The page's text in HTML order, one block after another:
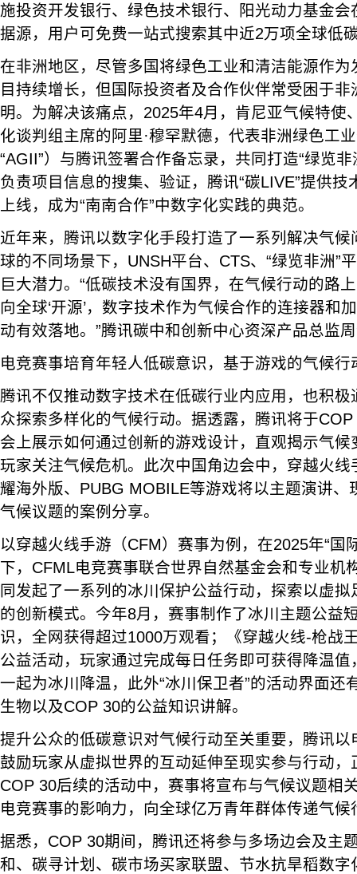
施投资开发银行、绿色技术银行、阳光动力基金
据源，用户可免费一站式搜索其中近2万项全球低
在非洲地区，尽管多国将绿色工业和清洁能源作
目持续增长，但国际投资者及合作伙伴常受困于
明。为解决该痛点，2025年4月，肯尼亚气候特使
化谈判组主席的阿里·穆罕默德，代表非洲绿色工
“AGII”）与腾讯签署合作备忘录，共同打造“绿览
负责项目信息的搜集、验证，腾讯“碳LIVE”提供
上线，成为“南南合作”中数字化实践的典范。
近年来，腾讯以数字化手段打造了一系列解决气
球的不同场景下，UNSH平台、CTS、“绿览非洲”
巨大潜力。“低碳技术没有国界，在气候行动的路
向全球‘开源’，数字技术作为气候合作的连接器和
动有效落地。”腾讯碳中和创新中心资深产品总监
电竞赛事培育年轻人低碳意识，基于游戏的气候
腾讯不仅推动数字技术在低碳行业内应用，也积
众探索多样化的气候行动。据透露，腾讯将于
会上展示如何通过创新的游戏设计，直观揭示气
玩家关注气候危机。此次中国角边会中，穿越火
耀海外版、PUBG MOBILE等游戏将以主题演讲、
气候议题的案例分享。
以穿越火线手游（CFM）赛事为例，在2025年“国
下，CFML电竞赛事联合世界自然基金会和专业机
同发起了一系列的冰川保护公益行动，探索以虚
的创新模式。今年8月，赛事制作了冰川主题公益
识，全网获得超过1000万观看；《穿越火线-枪战
公益活动，玩家通过完成每日任务即可获得降温
一起为冰川降温，此外“冰川保卫者”的活动界面还
生物以及COP 30的公益知识讲解。
提升公众的低碳意识对气候行动至关重要，腾讯
鼓励玩家从虚拟世界的互动延伸至现实参与行动
COP 30后续的活动中，赛事将宣布与气候议题相
电竞赛事的影响力，向全球亿万青年群体传递气候
据悉，COP 30期间，腾讯还将参与多场边会及主
和、碳寻计划、碳市场买家联盟、节水抗旱稻数